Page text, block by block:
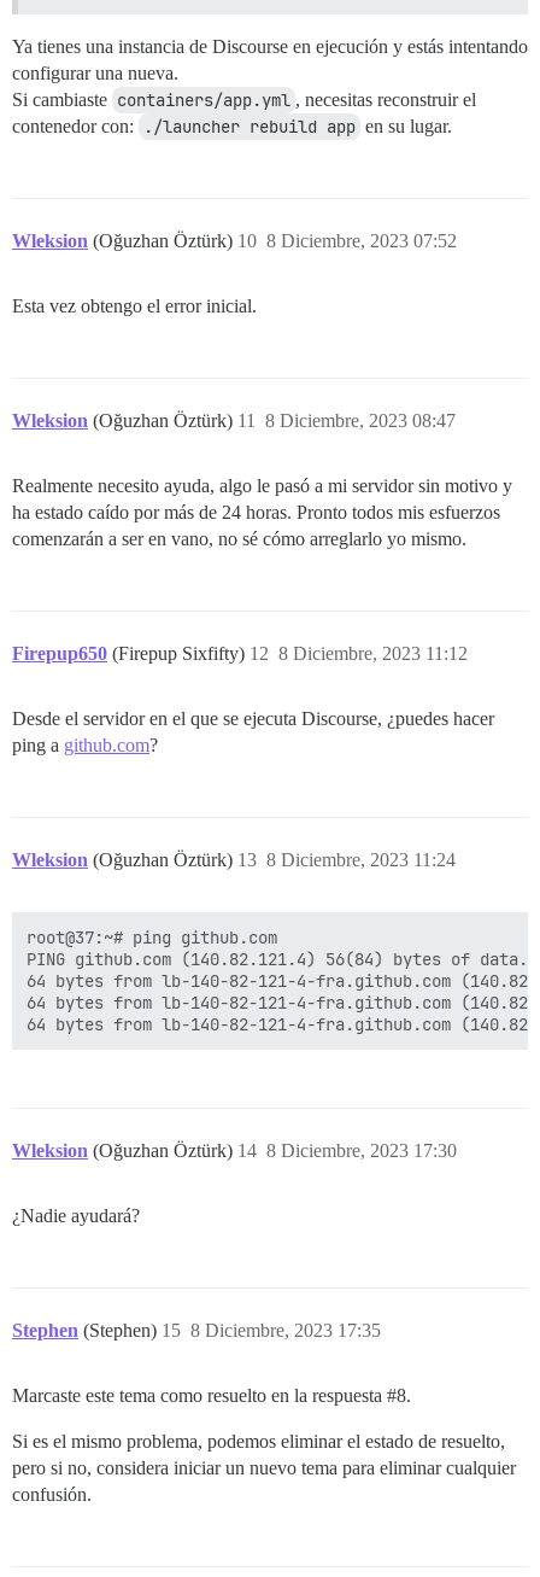
Ya tienes una instancia de Discourse en ejecución y estás intentando
configurar una nueva.
Si cambiaste containers/app.yml , necesitas reconstruir el
contenedor con:
./launcher rebuild app en su lugar.
Wleksion (Oğuzhan Öztürk) 8 Diciembre, 2023 07:52
10
Esta vez obtengo el error inicial.
Wleksion (Oğuzhan Öztürk) 8 Diciembre, 2023 08:47
11
Realmente necesito ayuda, algo le pasó a mi servidor sin motivo y
ha estado caído por más de 24 horas. Pronto todos mis esfuerzos
comenzarán a ser en vano, no sé cómo arreglarlo yo mismo.
Firepup650 (Firepup Sixfifty) 8 Diciembre, 2023 11:12
12
Desde el servidor en el que se ejecuta Discourse, ¿puedes hacer
ping a github.com?
Wleksion (Oğuzhan Öztürk) 8 Diciembre, 2023 11:24
13
root@37:~# ping github.com
PING github.com (140.82.121.4) 56(84) bytes of data.
64 bytes from lb-140-82-121-4-fra.github.com
64 bytes from lb-140-82-121-4-fra.github.com
Wleksion (Oğuzhan Öztürk) 8 Diciembre, 2023 17:30
14
¿Nadie ayudará?
Stephen (Stephen) 8 Diciembre, 2023 17:35
15
Marcaste este tema como resuelto en la respuesta #8.
Si es el mismo problema, podemos eliminar el estado de resuelto,
pero si no, considera iniciar un nuevo tema para eliminar cualquier
confusión.